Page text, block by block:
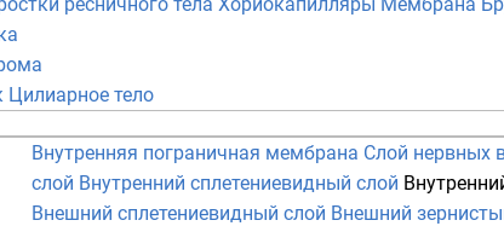
Цилиарное тело
Внутренняя пограничная мембрана Слой нервных
слой Внутренний сплетениевидный слой
Внешний сплетениевидный слой Внешний